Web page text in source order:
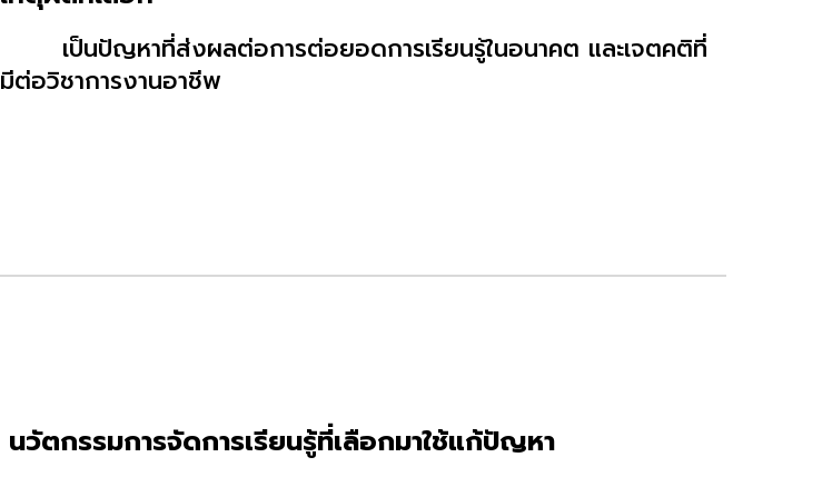
เป็นปัญหาที่ส่งผลต่อการต่อยอดการเรียนรู้ในอนาคต และเจตคติที่
มีต่อวิชาการงานอาชีพ
นวัตกรรมการจัดการเรียนรู้ที่เลือกมาใช้แก้ปัญหา